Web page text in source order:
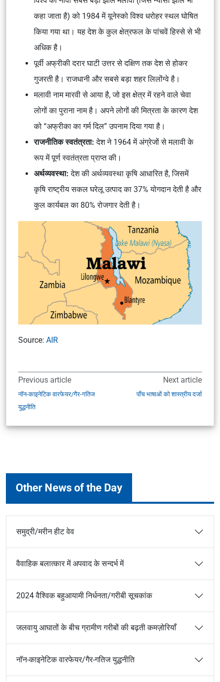
कहा जाता है) को 1984 में यूनेस्को विश्व धरोहर स्थल घोषित
किया गया था। यह देश के कुल क्षेत्रफल के पांचवें हिस्से से भी
अधिक है।
पूर्वी अफ्रीकी दरार घाटी उत्तर से दक्षिण तक देश से होकर
गुजरती है। राजधानी और सबसे बड़ा शहर लिलोंग्वे है।
मलावी नाम मारवी से आया है, जो इस क्षेत्र में रहने वाले चेवा
लोगों का पुराना नाम है। अपने लोगों की मित्रता के कारण देश
को “अफ्रीका का गर्म दिल” उपनाम दिया गया है।
राजनीतिक स्वतंत्रता: देश ने 1964 में अंग्रेजों से मलावी के
रूप में पूर्ण स्वतंत्रता प्राप्त की।
अर्थव्यवस्था: देश की अर्थव्यवस्था कृषि आधारित है, जिसमें
कृषि राष्ट्रीय सकल घरेलू उत्पाद का 37% योगदान देती है और
कुल कार्यबल का 80% रोजगार देती है।
Source: AIR
Previous article
नॉन-काइनेटिक वारफेयर/गैर-गतिज
युद्धनीति
Next article
पाँच भाषाओं को शास्त्रीय दर्जा
Other News of the Day
समुद्री/मरीन हीट वेव
वैवाहिक बलात्कार में अपवाद के सन्दर्भ में
2024 वैश्विक बहुआयामी निर्धनता/गरीबी सूचकांक
जलवायु आघातों के बीच ग्रामीण गरीबों की बढ़ती कमज़ोरियाँ
नॉन-काइनेटिक वारफेयर/गैर-गतिज युद्धनीति